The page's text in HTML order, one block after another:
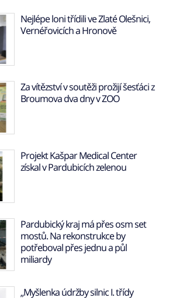
Nejlépe loni třídili ve Zlaté Olešnici,
Vernéřovicích a Hronově
Za vítězství v soutěži prožijí šesťáci z
Broumova dva dny v ZOO
Projekt Kašpar Medical Center
získal v Pardubicích zelenou
Pardubický kraj má přes osm set
mostů. Na rekonstrukce by
potřeboval přes jednu a půl
miliardy
„Myšlenka údržby silnic I. třídy